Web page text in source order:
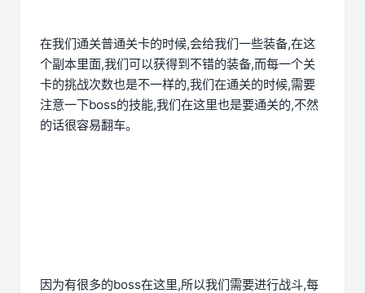
在我们通关普通关卡的时候,会给我们一些装备,在这
个副本里面,我们可以获得到不错的装备,而每一个关
卡的挑战次数也是不一样的,我们在通关的时候,需要
注意一下boss的技能,我们在这里也是要通关的,不然
的话很容易翻车。
因为有很多的boss在这里,所以我们需要进行战斗,每